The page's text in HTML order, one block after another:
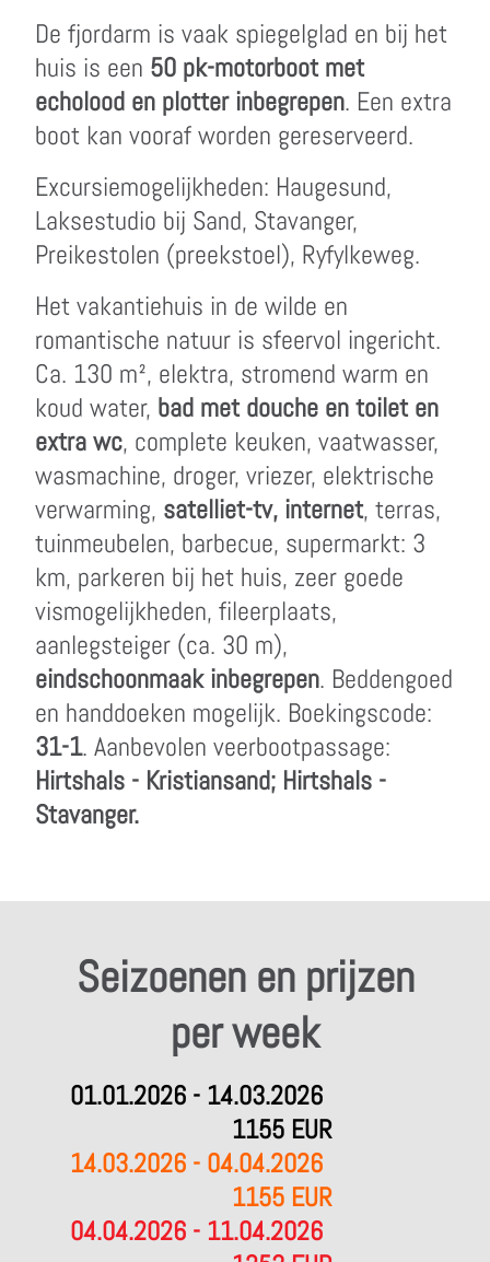
De fjordarm is vaak spiegelglad en bij het
huis is een 50 pk-motorboot met
echolood en plotter inbegrepen. Een extra
boot kan vooraf worden gereserveerd.
Excursiemogelijkheden: Haugesund,
Laksestudio bij Sand, Stavanger,
Preikestolen (preekstoel), Ryfylkeweg.
Het vakantiehuis in de wilde en
romantische natuur is sfeervol ingericht.
Ca. 130 m², elektra, stromend warm en
koud water, bad met douche en toilet en
extra wc, complete keuken, vaatwasser,
wasmachine, droger, vriezer, elektrische
verwarming, satelliet-tv, internet, terras,
tuinmeubelen, barbecue, supermarkt: 3
km, parkeren bij het huis, zeer goede
vismogelijkheden, fileerplaats,
aanlegsteiger (ca. 30 m),
eindschoonmaak inbegrepen. Beddengoed
en handdoeken mogelijk. Boekingscode:
31-1. Aanbevolen veerbootpassage:
Hirtshals - Kristiansand; Hirtshals -
Stavanger.
Seizoenen en prijzen
per week
01.01.2026 - 14.03.2026
1155 EUR
14.03.2026 - 04.04.2026
1155 EUR
04.04.2026 - 11.04.2026